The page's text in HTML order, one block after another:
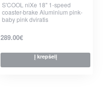
S'COOL niXe 18" 1-speed
coaster-brake Aluminium pink-
baby pink dviratis
289.00€
Į krepšelį